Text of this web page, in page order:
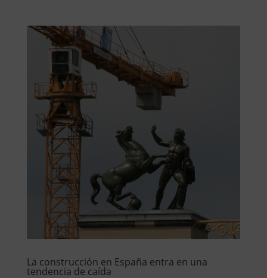
La construcción en España entra en una
tendencia de caída